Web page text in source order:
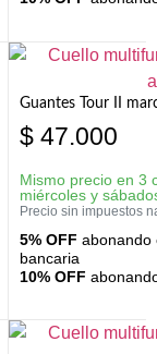
Guantes Tour II
$ 47.000
Mismo precio en 3
miércoles y
Precio sin impuestos
5% OFF abonando
bancaria
10% OFF